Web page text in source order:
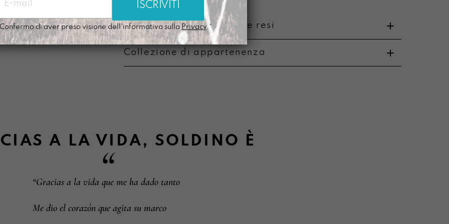
Modalità di pagamento e resi
Collezione di appartenenza
A LA VIDA, SOLDINO È
“Gracias a la vida que me ha dado tanto
Me dio el corazón que agita su marco
Confermo di aver preso visione dell'informativa sulla Privacy.*